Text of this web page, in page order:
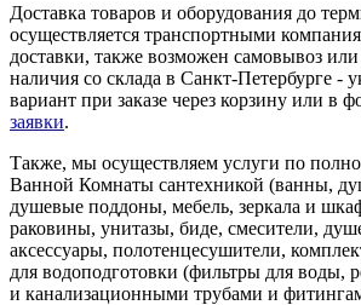
Доставка товаров и оборудования до
осуществляется транспортными
доставки, также возможен самовывоз или
наличия со склада в Санкт-Петербурге -
вариант при заказе через корзину или в
заявки.
Также, мы осуществляем услуги по
Ванной Комнаты сантехникой (ванны,
душевые поддоны, мебель, зеркала и
раковины, унитазы, биде, смесители,
аксессуары, полотенцесушители,
для водоподготовки (фильтры для воды,
и канализационными трубами и